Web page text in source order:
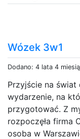
Wózek 3w1
Dodano: 4 lata 4
Przyjście na
wydarzenie, na
przygotować. Z
rozpoczęła firma
osoba w